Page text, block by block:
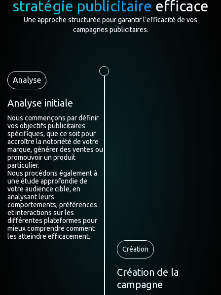
stratégie publicitaire efficace
Une approche structurée pour garantir l’efficacité de vos
campagnes publicitaires.
Analyse
Analyse initiale
Nous commençons par définir
vos objectifs publicitaires
spécifiques, que ce soit pour
accroître la notoriété de votre
marque, générer des ventes ou
promouvoir un produit
particulier.
Nous procédons également à
une étude approfondie de
votre audience cible, en
analysant leurs
comportements, préférences
et interactions sur les
différentes plateformes pour
mieux comprendre comment
les atteindre efficacement.
Création
Création de la
campagne